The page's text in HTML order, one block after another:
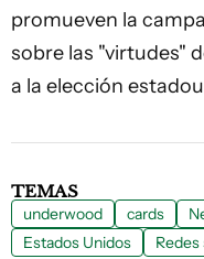
promueven la
sobre las "virtudes"
a la elección
TEMAS
underwood cards
Estados Unidos
Redes